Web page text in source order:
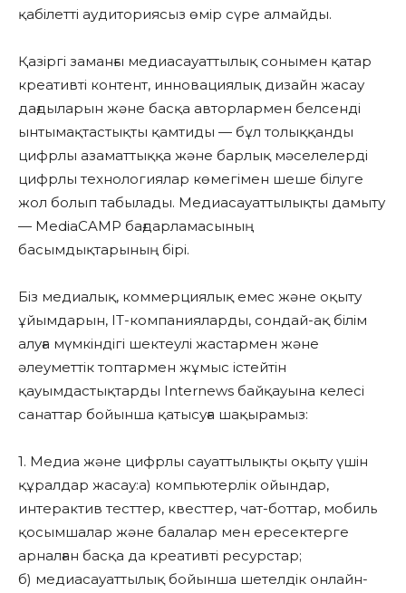
қабілетті аудиториясыз өмір сүре алмайды.
Қазіргі заманғы медиасауаттылық сонымен қатар
креативті контент, инновациялық дизайн жасау
дағдыларын және басқа авторлармен белсенді
ынтымақтастықты қамтиды — бұл толыққанды
цифрлы азаматтыққа және барлық мәселелерді
цифрлы технологиялар көмегімен шеше білуге
жол болып табылады. Медиасауаттылықты дамыту
— MediaCAMP бағдарламасының
басымдықтарының бірі.
Біз медиалық, коммерциялық емес және оқыту
ұйымдарын, IT-компанияларды, сондай-ақ білім
алуға мүмкіндігі шектеулі жастармен және
әлеуметтік топтармен жұмыс істейтін
қауымдастықтарды Internews байқауына келесі
санаттар бойынша қатысуға шақырамыз:
1. Медиа және цифрлы сауаттылықты оқыту үшін
құралдар жасау:а) компьютерлік ойындар,
интерактив тесттер, квесттер, чат-боттар, мобиль
қосымшалар және балалар мен ересектерге
арналған басқа да креативті ресурстар;
б) медиасауаттылық бойынша шетелдік онлайн-